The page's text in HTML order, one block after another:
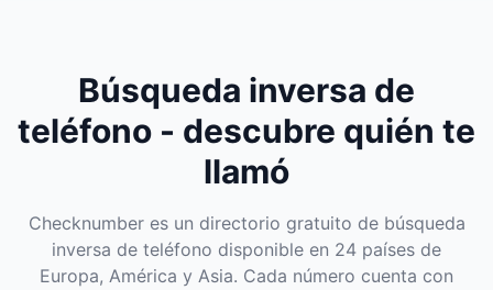
Búsqueda inversa de
teléfono - descubre quién te
llamó
Checknumber es un directorio gratuito de búsqueda
inversa de teléfono disponible en 24 países de
Europa, América y Asia. Cada número cuenta con